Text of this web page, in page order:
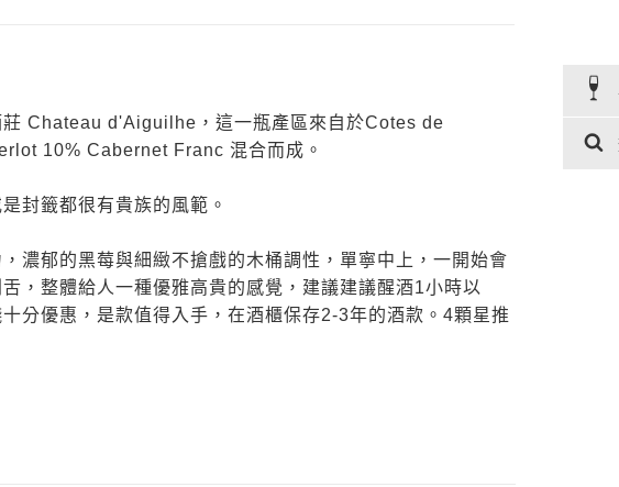
莊 Chateau d'Aiguilhe，這一瓶產區來自於Cotes de
10% Cabernet Franc 混合而成。
封籤都很有貴族的風範。
濃郁的黑莓與細緻不搶戲的木桶調性，單寧中上，一開始會
，整體給人一種優雅高貴的感覺，建議建議醒酒1小時以
十分優惠，是款值得入手，在酒櫃保存2-3年的酒款。4顆星推